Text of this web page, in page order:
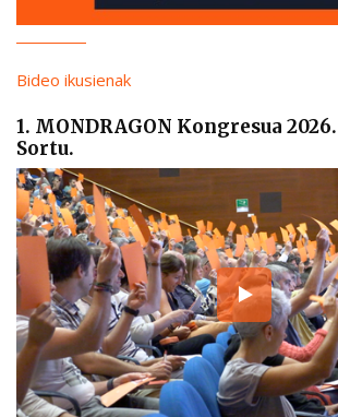
Bideo ikusienak
1. MONDRAGON Kongresua
Sortu.